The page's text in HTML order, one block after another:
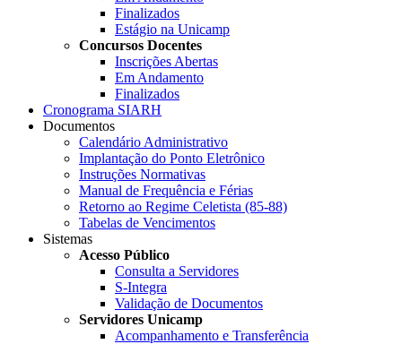
Finalizados
Estágio na Unicamp
Concursos Docentes
Inscrições Abertas
Em Andamento
Finalizados
Cronograma SIARH
Documentos
Calendário Administrativo
Implantação do Ponto Eletrônico
Instruções Normativas
Manual de Frequência e Férias
Retorno ao Regime Celetista (85-88)
Tabelas de Vencimentos
Sistemas
Acesso Público
Consulta a Servidores
S-Integra
Validação de Documentos
Servidores Unicamp
Acompanhamento e Transferência